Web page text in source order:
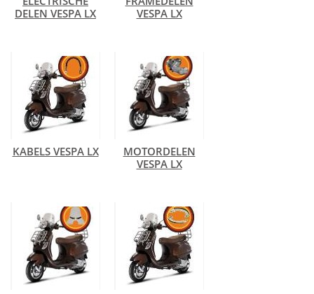
DELEN VESPA LX
VESPA LX
KABELS VESPA LX
MOTORDELEN
VESPA LX